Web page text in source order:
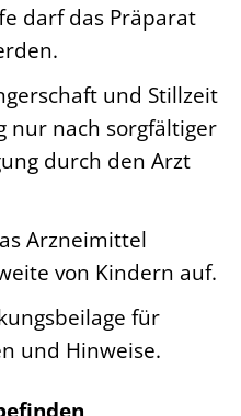
darf das Präparat
und Stillzeit
nur nach sorgfältiger
durch den Arzt
Arzneimittel
von Kindern auf.
für
und Hinweise.